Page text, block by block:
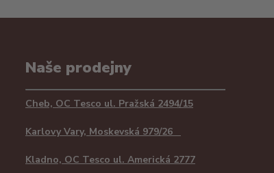
Naše prodejny
Cheb, OC Tesco ul. Pražská 2494/15
Karlovy Vary, Moskevská 979/26
Kladno, OC Tesco ul. Americká 2777